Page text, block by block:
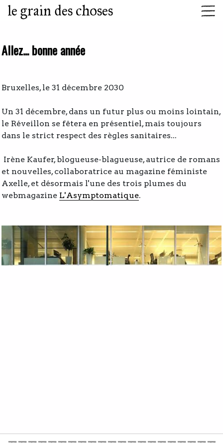
le grain des choses
Allez... bonne année
Bruxelles, le 31 décembre 2030
Un 31 décembre, dans un futur plus ou moins lointain,
le Réveillon se fêtera en présentiel, mais toujours
dans le strict respect des règles sanitaires...
Irène Kaufer, blogueuse-blagueuse, autrice de romans
et nouvelles, collaboratrice au magazine féministe
Axelle, et désormais l'une des trois plumes du
webmagazine L'Asymptomatique.